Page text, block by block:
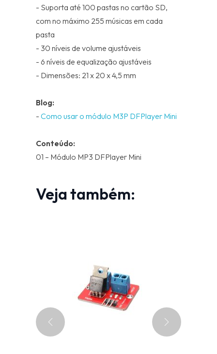
- Suporta até 100 pastas no cartão SD,
com no máximo 255 músicas em cada
pasta
- 30 níveis de volume ajustáveis
- 6 níveis de equalização ajustáveis
- Dimensões: 21 x 20 x 4,5 mm
Blog:
- Como usar o módulo M3P DFPlayer Mini
Conteúdo:
01 – Módulo MP3 DFPlayer Mini
Veja também: